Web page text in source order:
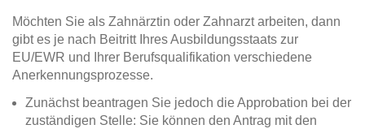
Möchten Sie als Zahnärztin oder Zahnarzt arbeiten, dann
gibt es je nach Beitritt Ihres Ausbildungsstaats zur
EU/EWR und Ihrer Berufsqualifikation verschiedene
Anerkennungsprozesse.
Zunächst beantragen Sie jedoch die Approbation bei der
zuständigen Stelle: Sie können den Antrag mit den